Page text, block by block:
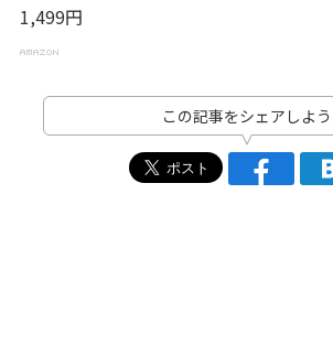
1,499円
この記事をシェアしよう